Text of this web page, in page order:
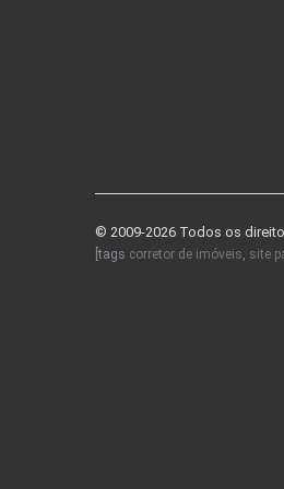
© 2009-2026 Todos os
[tags corretor de imóveis, site